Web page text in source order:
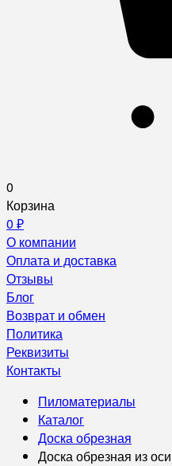
0
Корзина
0 ₽
О компании
Оплата и доставка
Отзывы
Блог
Возврат и обмен
Политика
Реквизиты
Контакты
Пиломатериалы
Каталог
Доска обрезная
Доска обрезная из